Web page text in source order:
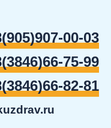
00-03
75-99
82-81